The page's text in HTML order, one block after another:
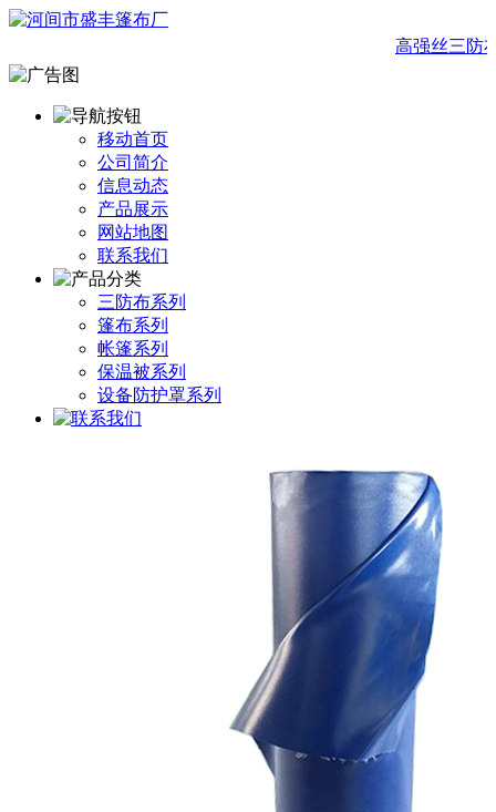
高强丝三防布
移动首页
公司简介
信息动态
产品展示
网站地图
联系我们
三防布系列
篷布系列
帐篷系列
保温被系列
设备防护罩系列